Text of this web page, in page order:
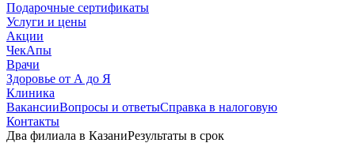
Подарочные сертификаты
Услуги и цены
Акции
ЧекАпы
Врачи
Здоровье от А до Я
Клиника
ВакансииВопросы и ответыСправка в налоговую
Контакты
Два филиала в КазаниРезультаты в срок